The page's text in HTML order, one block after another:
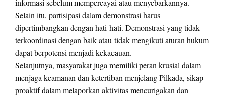
informasi sebelum mempercayai atau menyebarkannya.
Selain itu, partisipasi dalam demonstrasi harus
dipertimbangkan dengan hati-hati. Demonstrasi yang tidak
terkoordinasi dengan baik atau tidak mengikuti aturan hukum
dapat berpotensi menjadi kekacauan.
Selanjutnya, masyarakat juga memiliki peran krusial dalam
menjaga keamanan dan ketertiban menjelang Pilkada, sikap
proaktif dalam melaporkan aktivitas mencurigakan dan